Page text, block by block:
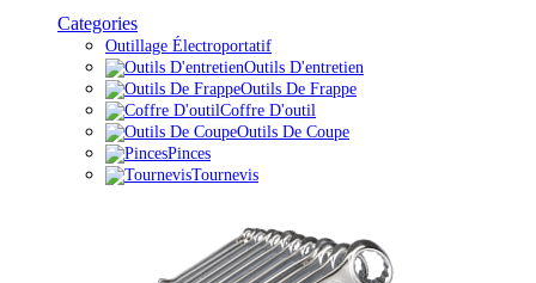
Categories
Outillage Électroportatif
Outils D'entretien
Outils De Frappe
Coffre D'outil
Outils De Coupe
Pinces
Tournevis